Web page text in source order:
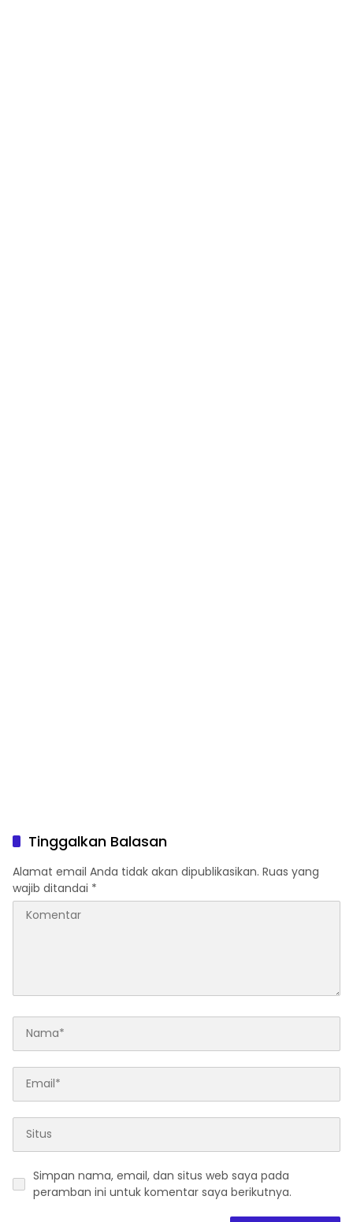
Tinggalkan Balasan
Alamat email Anda tidak akan dipublikasikan. Ruas yang
wajib ditandai *
Simpan nama, email, dan situs web saya pada
peramban ini untuk komentar saya berikutnya.